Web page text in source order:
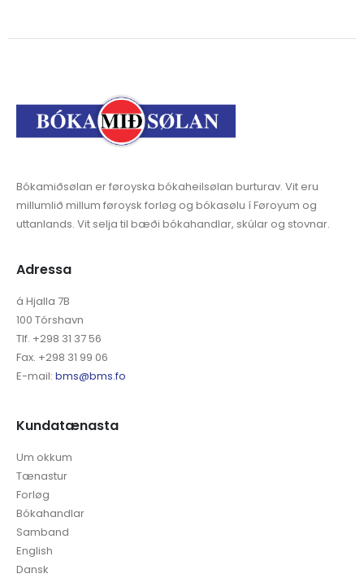
Bókamiðsølan er føroyska bókaheilsølan burturav. Vit eru
millumlið millum føroysk forløg og bókasølu í Føroyum og
uttanlands. Vit selja til bæði bókahandlar, skúlar og stovnar.
Adressa
á Hjalla 7B
100 Tórshavn
Tlf. +298 31 37 56
Fax. +298 31 99 06
E-mail: bms@bms.fo
Kundatænasta
Um okkum
Tænastur
Forløg
Bókahandlar
Samband
English
Dansk